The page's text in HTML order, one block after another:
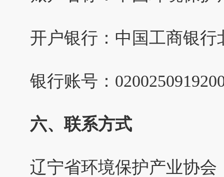
开户银行：中国工商银行
银行账号：
六、联系方式
辽宁省环境保护产业协会